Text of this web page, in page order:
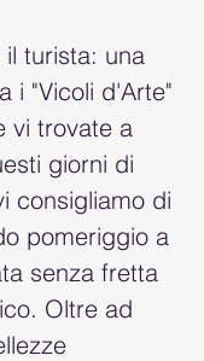
turista: una
i "Vicoli d'Arte"
vi trovate a
giorni di
consigliamo di
pomeriggio a
senza fretta
Oltre ad